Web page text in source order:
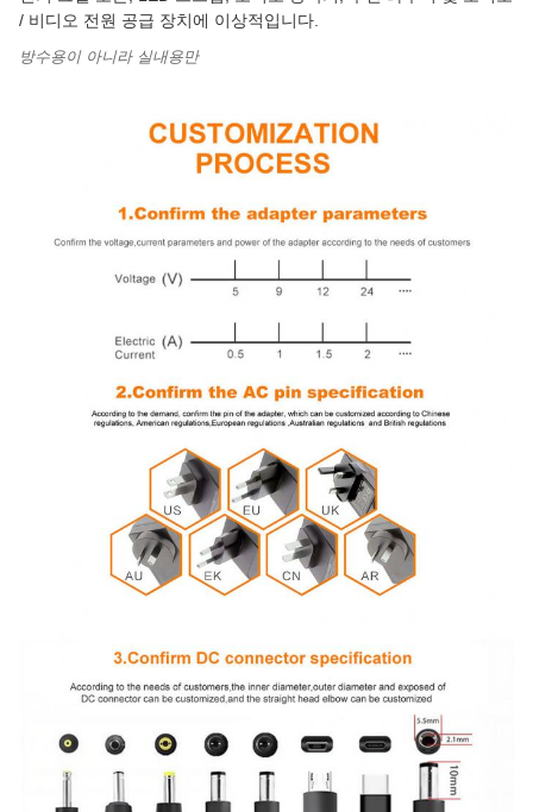
/ 비디오 전원 공급 장치에 이상적입니다.
방수용이 아니라 실내용만